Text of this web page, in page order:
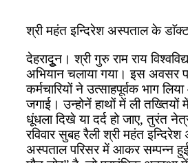
श्री महंत इन्दिरेश अस्पताल के
देहरादुून। श्री गुरु राम राय
अभियान चलाया गया। इस अवसर
कर्मचारियों ने उत्साहपूर्वक भाग
जगाई। उन्होनें हाथों में ली
धूंधला दिखे या दर्द हो जाए, तुरंत
रविवार सुबह रैली श्री महंत
अस्पताल परिसर में आकर सम्पन्न हुई।